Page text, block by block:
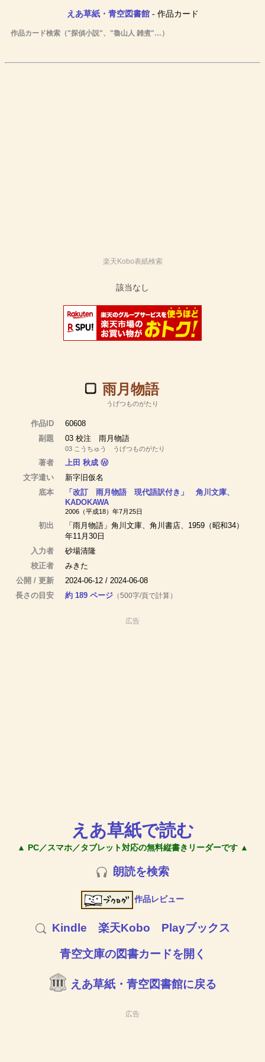
えあ草紙・青空図書館- 作品カード
作品カード検索（"探偵小説"、"魯山人 雑煮"…）
楽天Kobo表紙検索
雨月物語
うげつものがたり
作品ID
60608
副題
03 校注 雨月物語
03 こうちゅう うげつものがたり
著者 上田 秋成 Ⓦ
文字遣い
新字旧仮名
底本
「改訂 雨月物語 現代語訳付き」 角川文庫、
KADOKAWA
2006（平成18）年7月25日
初出
「雨月物語」角川文庫、角川書店、1959（昭和34）
年11月30日
入力者
砂場清隆
校正者
みきた
公開 / 更新
2024-06-12 / 2024-06-08
長さの目安
約 189 ページ （500字/頁で計算）
広告
えあ草紙で読む
▲ PC／スマホ／タブレット対応の無料縦書きリーダーです ▲
朗読を検索
作品レビュー
Kindle 楽天Kobo Playブックス
青空文庫の図書カードを開く
えあ草紙・青空図書館に戻る
広告